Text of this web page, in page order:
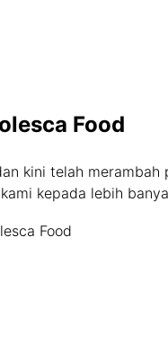
Food
kini telah merambah
kepada lebih